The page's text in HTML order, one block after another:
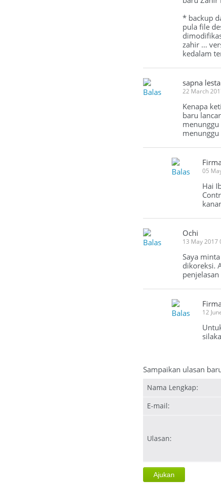
* backup
pula file
zahir ...
kedalam
Balas
sapna
22 March
Kenapa
baru
Balas 05
Hai
Balas
Ochi
13 May 2017
Saya
dikoreksi.
Balas 12
Sampaikan ulasan
Nama Lengkap:
E-mail:
Ulasan: